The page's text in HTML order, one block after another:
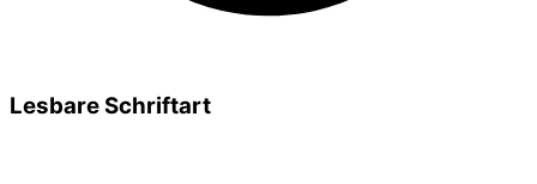
Lesbare Schriftart